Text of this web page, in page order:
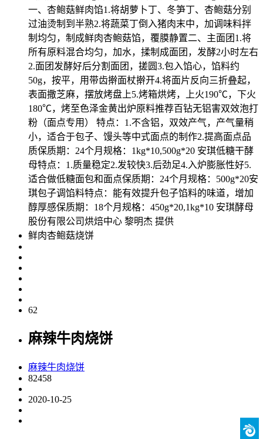
一、杏鲍菇鲜肉馅1.将胡萝卜丁、冬笋丁、杏鲍菇分别
过油烫制到半熟2.将蔬菜丁倒入猪肉末中，加调味料拌
制均匀，制成鲜肉杏鲍菇馅，覆膜静置二、主面团1.将
所有原料混合均匀，加水，揉制成面团，发酵2小时左右
2.面团发酵好后分割面团，搓圆3.包入馅心，馅料约
50g，按平，用带齿擀面杖擀开4.将面片反向三折叠起，
表面撒芝麻，摆放烤盘上5.烤箱烘烤，上火190℃，下火
180℃，烤至色泽金黄出炉原料推荐百钻无铝害双效泡打
粉（面点专用） 特点：1.不含铝，双效产气，产气量稍
小，适合于包子、馒头等中式面点的制作2.提高面点品
质保质期：24个月规格：1kg*10,500g*20 安琪低糖干酵
母特点：1.质量稳定2.发较快3.后劲足4.入炉膨胀性好5.
适合做低糖面包和面点保质期：24个月规格：500g*20安
琪包子调馅料特点：能有效提升包子馅料的味道，增加
醇厚感保质期：18个月规格：450g*20,1kg*10 安琪酵母
股份有限公司烘焙中心 黎明杰 提供
鲜肉杏鲍菇烧饼
62
麻辣牛肉烧饼
麻辣牛肉烧饼
82458
2020-10-25